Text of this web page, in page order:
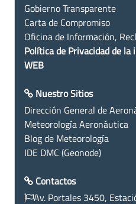
Gobierno Transparente
Carta de Compromiso
Oficina de Información,
Política de Privacidad de la
WEB
Nuestro Sitios
Dirección General de
Meteorología Aeronáutica
Blog de Meteorología
IDE DMC (Geonode)
Contactos
Av. Portales 3450,